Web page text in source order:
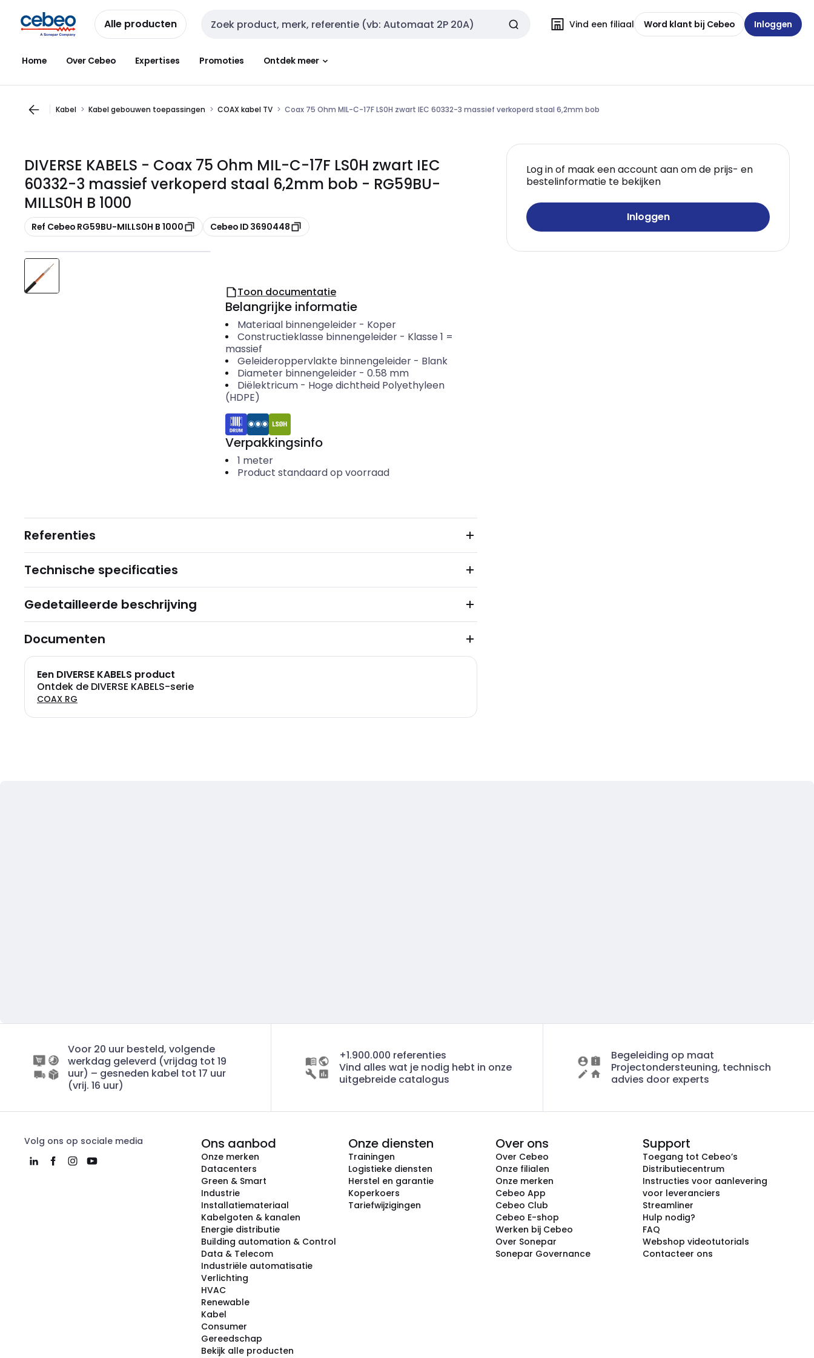
naar
navigatie
naar
inhoud
Alle producten Zoekveld invoer Vind een filiaal Word klant bij Cebeo Inloggen
Home Over Cebeo Expertises Promoties Ontdek meer
Kabel Kabel gebouwen toepassingen COAX kabel TV Coax 75 Ohm MIL-C-17F LS0H zwart IEC 60332-3 massief verkoperd staal 6,2mm bob
DIVERSE KABELS - Coax 75 Ohm MIL-C-17F LS0H zwart IEC
60332-3 massief verkoperd staal 6,2mm bob - RG59BU-
MILLS0H B 1000
Kopiëren
Ref Cebeo RG59BU-MILLS0H B 1000 Kopiëren
Cebeo ID 3690448
Log in of maak een account aan om de prijs- en
bestelinformatie te bekijken
Inloggen
Toon documentatie
Belangrijke informatie
Materiaal binnengeleider- Koper
Constructieklasse binnengeleider- Klasse 1 =
massief
Geleideroppervlakte binnengeleider- Blank
Diameter binnengeleider- 0.58 mm
Diëlektricum- Hoge dichtheid Polyethyleen
(HDPE)
Verpakkingsinfo
1 meter
Product standaard op voorraad
Referenties
Technische specificaties
Gedetailleerde beschrijving
Documenten
Een DIVERSE KABELS product
Ontdek de DIVERSE KABELS-serie
COAX RG
Voor 20 uur besteld, volgende
werkdag geleverd (vrijdag tot 19
uur) – gesneden kabel tot 17 uur
(vrij. 16 uur)
+1.900.000 referenties
Vind alles wat je nodig hebt in onze
uitgebreide catalogus
Begeleiding op maat
Projectondersteuning, technisch
advies door experts
Volg ons op sociale media Ons aanbod
Onze merken
Datacenters
Green & Smart
Industrie
Installatiemateriaal
Kabelgoten & kanalen
Energie distributie
Building automation & Control
Data & Telecom
Industriële automatisatie
Verlichting
HVAC
Renewable
Kabel
Consumer
Gereedschap
Bekijk alle producten
Onze diensten
Trainingen
Logistieke diensten
Herstel en garantie
Koperkoers
Tariefwijzigingen
Over ons
Over Cebeo
Onze filialen
Onze merken
Cebeo App
Cebeo Club
Cebeo E-shop
Werken bij Cebeo
Over Sonepar
Sonepar Governance
Support
Toegang tot Cebeo’s
Distributiecentrum
Instructies voor aanlevering
voor leveranciers
Streamliner
Hulp nodig?
FAQ
Webshop videotutorials
Contacteer ons